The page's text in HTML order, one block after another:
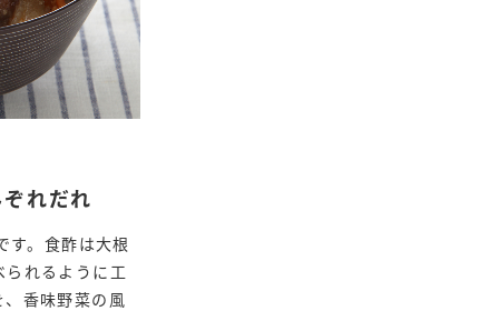
れだれ
す。食酢は大根
れるように工
香味野菜の風